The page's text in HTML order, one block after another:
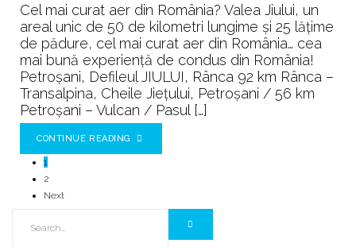
Cel mai curat aer din România? Valea Jiului, un
areal unic de 50 de kilometri lungime şi 25 lăţime
de pădure, cel mai curat aer din România… cea
mai bună experiență de condus din România!
Petroșani, Defileul JIULUI, Rânca 92 km Rânca –
Transalpina, Cheile Jiețului, Petroșani / 56 km
Petroșani – Vulcan / Pasul […]
CONTINUE READING
1
2
Next